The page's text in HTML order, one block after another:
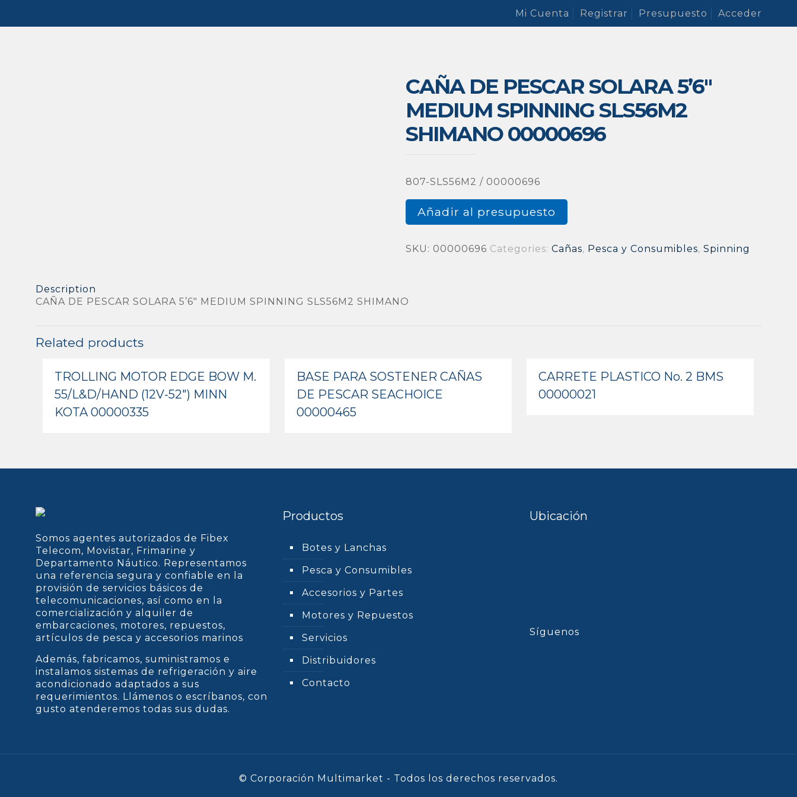
Mi Cuenta Registrar Presupuesto Acceder
CAÑA DE PESCAR SOLARA 5’6″
MEDIUM SPINNING SLS56M2
SHIMANO 00000696
807-SLS56M2 / 00000696
Añadir al presupuesto
SKU: 00000696 Categories:Cañas, Pesca y Consumibles,Spinning
Description
CAÑA DE PESCAR SOLARA 5’6″ MEDIUM SPINNING SLS56M2 SHIMANO
Related products
TROLLING MOTOR EDGE BOW M.
55/L&D/HAND (12V-52″) MINN
KOTA 00000335
BASE PARA SOSTENER CAÑAS
DE PESCAR SEACHOICE
00000465
CARRETE PLASTICO No. 2 BMS
00000021
Somos agentes autorizados de Fibex
Telecom, Movistar, Frimarine y
Departamento Náutico. Representamos
una referencia segura y confiable en la
provisión de servicios básicos de
telecomunicaciones, así como en la
comercialización y alquiler de
embarcaciones, motores, repuestos,
artículos de pesca y accesorios marinos
Además, fabricamos, suministramos e
instalamos sistemas de refrigeración y aire
acondicionado adaptados a sus
requerimientos. Llámenos o escríbanos, con
gusto atenderemos todas sus dudas.
Productos
Botes y Lanchas
Pesca y Consumibles
Accesorios y Partes
Motores y Repuestos
Servicios
Distribuidores
Contacto
Ubicación
Síguenos
© Corporación Multimarket - Todos los derechos reservados.